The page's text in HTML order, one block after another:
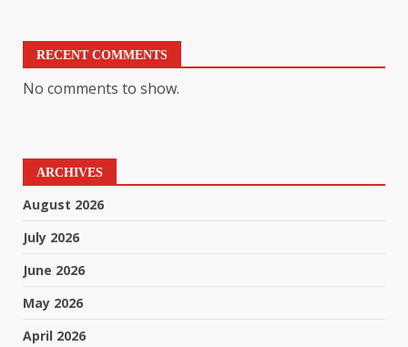
RECENT COMMENTS
No comments to show.
ARCHIVES
August 2026
July 2026
June 2026
May 2026
April 2026